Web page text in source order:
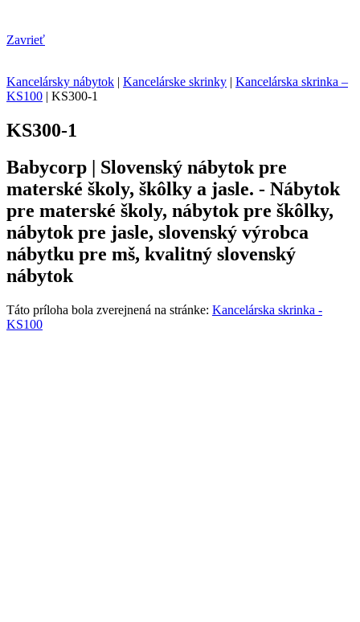
Zavrieť
Kancelársky nábytok | Kancelárske skrinky | Kancelárska skrinka –
KS100 | KS300-1
KS300-1
Babycorp | Slovenský nábytok pre
materské školy, škôlky a jasle. - Nábytok
pre materské školy, nábytok pre škôlky,
nábytok pre jasle, slovenský výrobca
nábytku pre mš, kvalitný slovenský
nábytok
Táto príloha bola zverejnená na stránke: Kancelárska skrinka -
KS100